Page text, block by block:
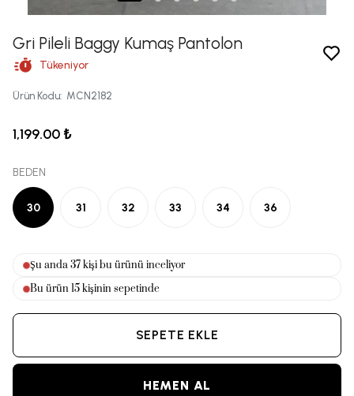
Gri Pileli Baggy Kumaş Pantolon
Tükeniyor
Ürün Kodu: MCN2182
1,199.00 ₺
BEDEN
30 31 32 33 34 36
Şu anda36kişi bu ürünü inceliyor
Bu ürün15kişinin sepetinde
SEPETE EKLE
HEMEN AL